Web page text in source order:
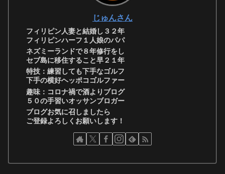
じゅんさん
フィリピン人妻と結婚し３２年
フィリピンハーフ１人娘のパパ
ネズミーランドで８年修行をし
セブ島に移住すること早２１年
特技：練習しても下手なゴルフ
下手の横好ヘッポコゴルファー
趣味：コロナ禍で酒よりブログ
５０の手習いオッサンブロガー
ブログお気に召しましたら
ご登録よろしくお願いします！